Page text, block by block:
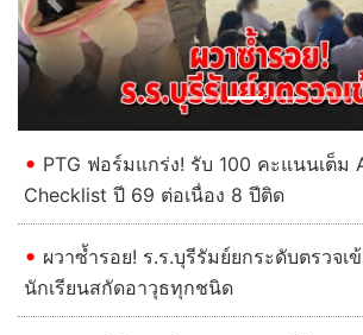
Previous
PTG ฟอร์มแกร่ง! รับ 100 คะแนนเต็ม
Checklist ปี 69 ต่อเนื่อง 8 ปีติด
ผวาซ้ำรอย! ร.ร.บุรีรัมย์ยกระดับตรวจเ
นักเรียนสกัดอาวุธทุกชนิด